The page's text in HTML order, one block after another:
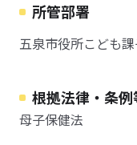
所管部署
五泉市役所こども
根拠法律・条例
母子保健法